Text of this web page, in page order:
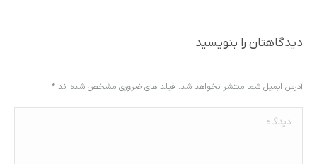
دیدگاهتان را بنویسید
آدرس ایمیل شما منتشر نخواهد شد. فیلد های ضروری مشخص شده اند *
دیدگاه